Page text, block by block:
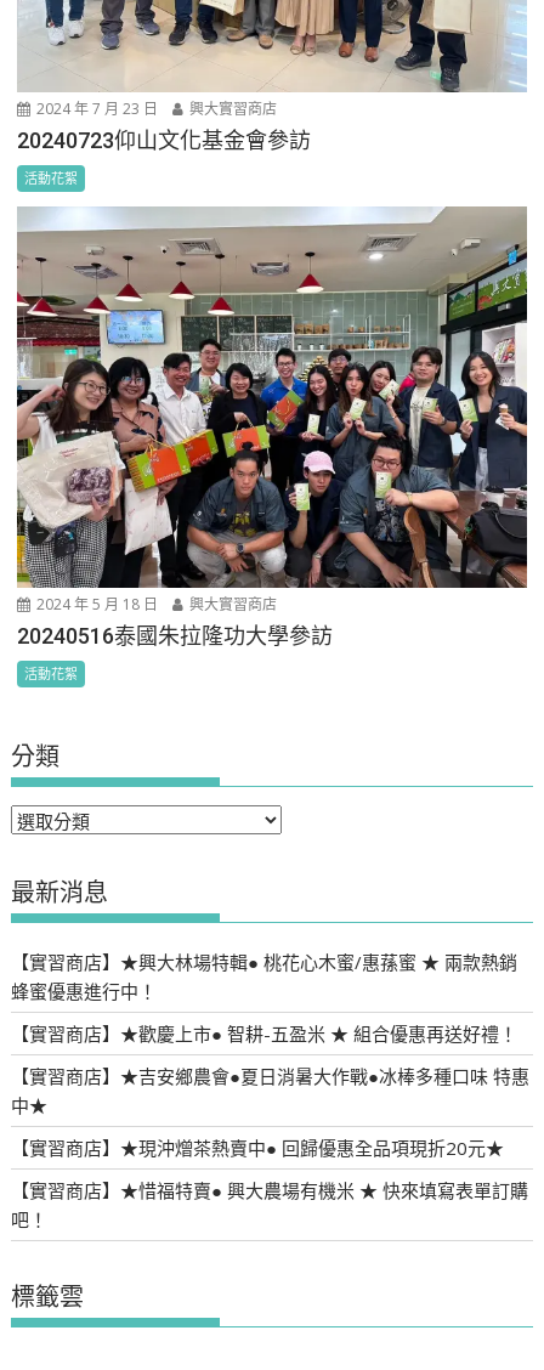
2024 年 7 月 23 日 興大實習商店
20240723仰山文化基金會參訪
活動花絮
2024 年 5 月 18 日 興大實習商店
20240516泰國朱拉隆功大學參訪
活動花絮
分類
分
最新消息
【實習商店】★興大林場特輯● 桃花心木蜜/惠蓀蜜 ★ 兩款熱銷
蜂蜜優惠進行中！
【實習商店】★歡慶上市● 智耕-五盈米 ★ 組合優惠再送好禮！
【實習商店】★吉安鄉農會●夏日消暑大作戰●冰棒多種口味 特惠
中★
【實習商店】★現沖熷茶熱賣中● 回歸優惠全品項現折20元★
【實習商店】★惜福特賣● 興大農場有機米 ★ 快來填寫表單訂購
吧！
標籤雲